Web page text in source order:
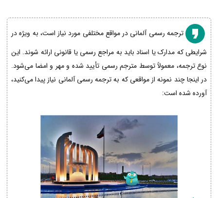
ترجمه رسمی آلمانی در مواقع مختلفی مورد نیاز است، به ویژه در
شرایطی که مدارک یا اسناد باید به مراجع رسمی یا قانونی ارائه شوند. این
نوع ترجمه، معمولاً توسط مترجم رسمی تأیید شده و مهر و امضا می‌شود.
در اینجا چند نمونه از مواقعی که به ترجمه رسمی آلمانی نیاز پیدا می‌کنید،
آورده شده است: